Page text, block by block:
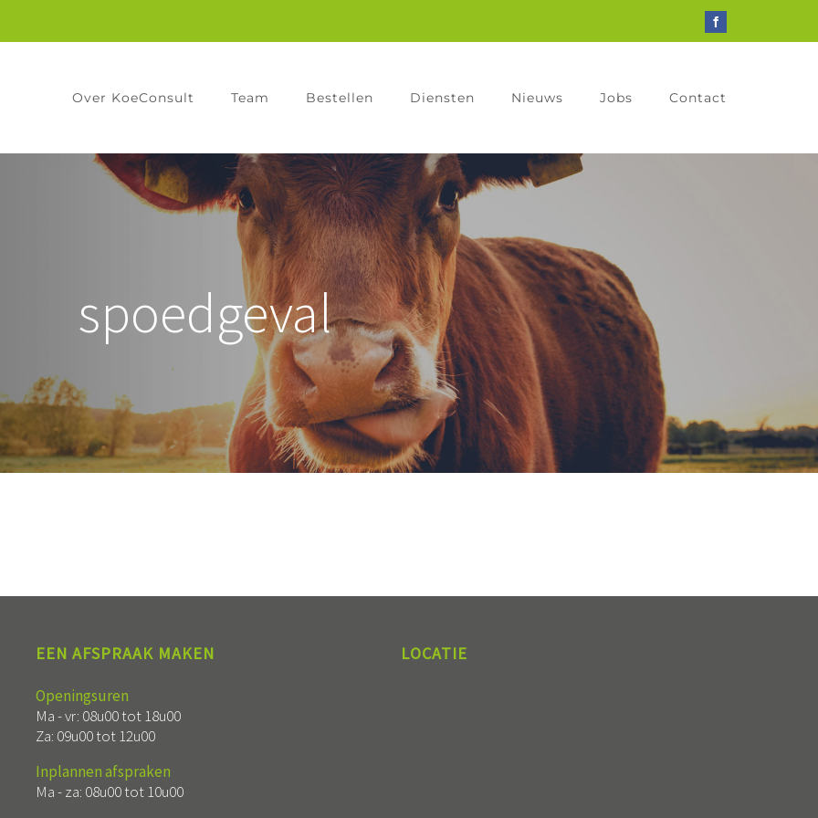
Facebook
Over KoeConsult Team Bestellen Diensten Nieuws Jobs Contact
spoedgeval
EEN AFSPRAAK MAKEN
Openingsuren
Ma - vr: 08u00 tot 18u00
Za: 09u00 tot 12u00
Inplannen afspraken
Ma - za: 08u00 tot 10u00
LOCATIE